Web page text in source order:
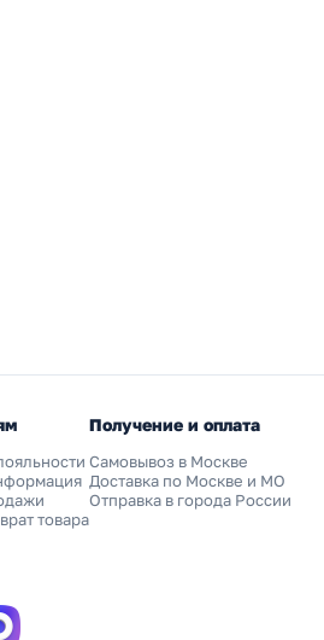
товара
Получение и оплата
Самовывоз в Москве
Доставка по Москве и МО
Отправка в города России